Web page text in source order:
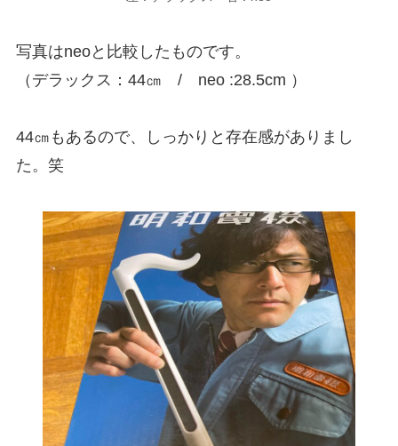
写真はneoと比較したものです。
（デラックス：44㎝ / neo :28.5cm ）
44㎝もあるので、しっかりと存在感がありまし
た。笑